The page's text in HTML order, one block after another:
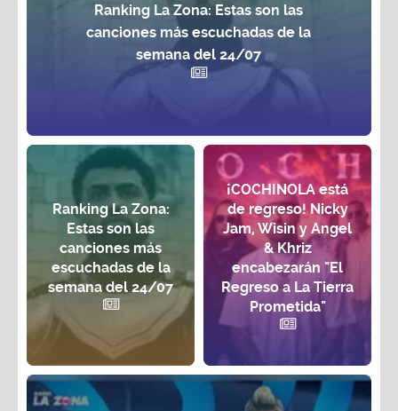
Ranking La Zona: Estas son las
canciones más escuchadas de la
semana del 24/07
Ranking La Zona:
Estas son las
canciones más
escuchadas de la
semana del 24/07
¡COCHINOLA está
de regreso! Nicky
Jam, Wisin y Angel
& Khriz
encabezarán "El
Regreso a La Tierra
Prometida"